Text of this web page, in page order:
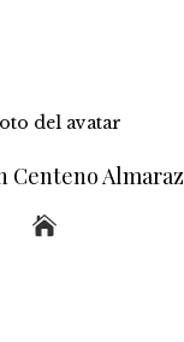
Centeno Almaraz